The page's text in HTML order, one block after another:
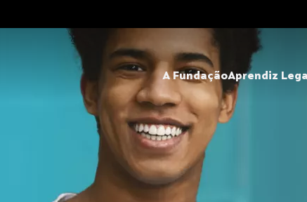
A FundaçãoAprendiz Legal